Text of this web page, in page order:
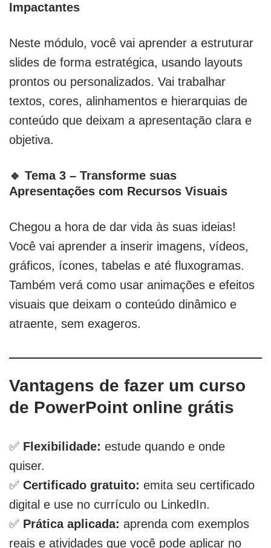
Impactantes
Neste módulo, você vai aprender a estruturar
slides de forma estratégica, usando layouts
prontos ou personalizados. Vai trabalhar
textos, cores, alinhamentos e hierarquias de
conteúdo que deixam a apresentação clara e
objetiva.
🔹 Tema 3 – Transforme suas
Apresentações com Recursos Visuais
Chegou a hora de dar vida às suas ideias!
Você vai aprender a inserir imagens, vídeos,
gráficos, ícones, tabelas e até fluxogramas.
Também verá como usar animações e efeitos
visuais que deixam o conteúdo dinâmico e
atraente, sem exageros.
Vantagens de fazer um curso
de PowerPoint online grátis
✅ Flexibilidade: estude quando e onde
quiser.
✅ Certificado gratuito: emita seu certificado
digital e use no currículo ou LinkedIn.
✅ Prática aplicada: aprenda com exemplos
reais e atividades que você pode aplicar no